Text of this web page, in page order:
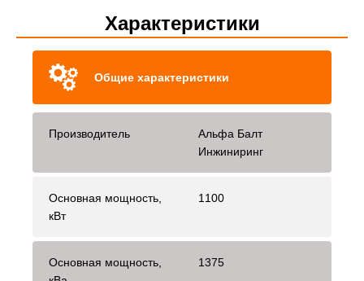
Характеристики
Общие характеристики
Производитель
Альфа Балт
Инжиниринг
Основная мощность,
кВт
1100
Основная мощность,
1375